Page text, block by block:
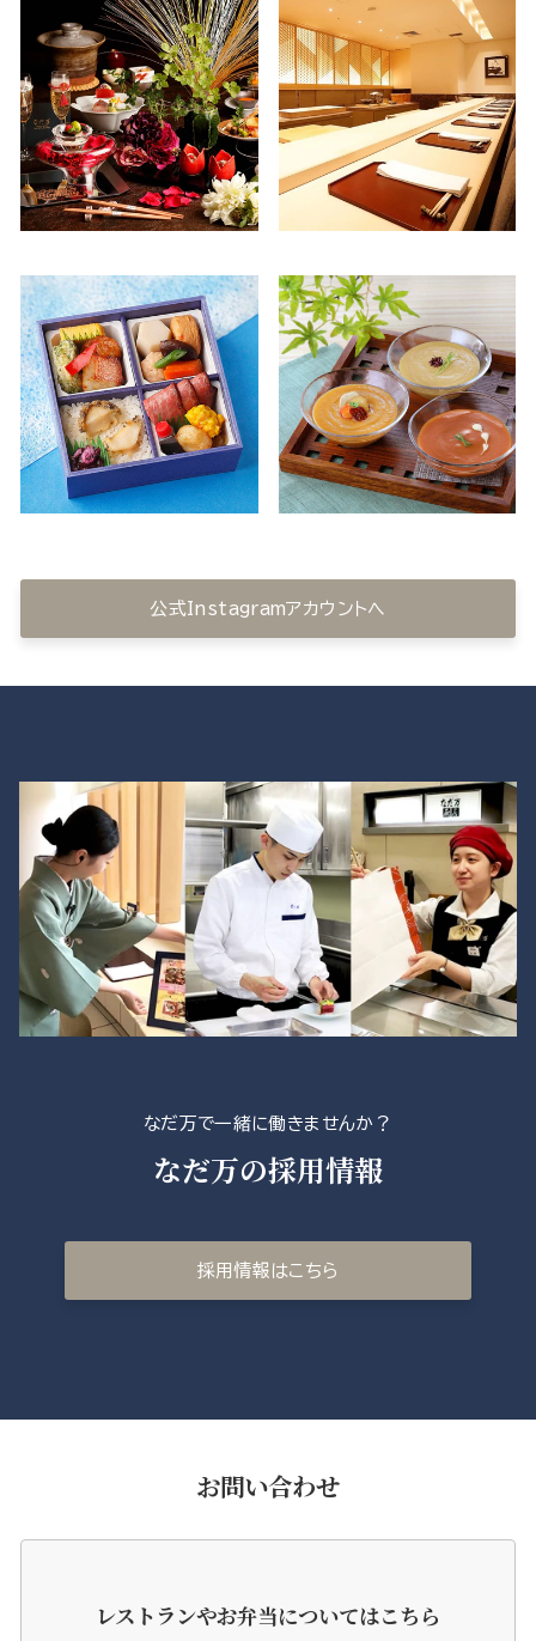
公式Instagramアカウントへ
なだ万で一緒に働きませんか？
なだ万の採用情報
採用情報はこちら
お問い合わせ
レストランやお弁当についてはこちら